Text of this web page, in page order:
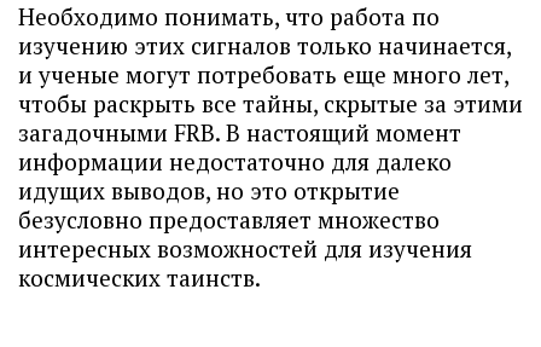
Необходимо понимать, что работа по
изучению этих сигналов только начинается,
и ученые могут потребовать еще много лет,
чтобы раскрыть все тайны, скрытые за этими
загадочными FRB. В настоящий момент
информации недостаточно для далеко
идущих выводов, но это открытие
безусловно предоставляет множество
интересных возможностей для изучения
космических таинств.